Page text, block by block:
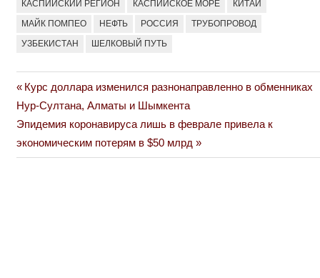
КАСПИЙСКИЙ РЕГИОН КАСПИЙСКОЕ МОРЕ КИТАЙ
МАЙК ПОМПЕО НЕФТЬ РОССИЯ ТРУБОПРОВОД
УЗБЕКИСТАН ШЕЛКОВЫЙ ПУТЬ
Навигация
по
записям
Previous
Post:
Курс доллара изменился разнонаправленно в обменниках
Нур-Султана, Алматы и Шымкента
Next
Post:
Эпидемия коронавируса лишь в феврале привела к
экономическим потерям в $50 млрд